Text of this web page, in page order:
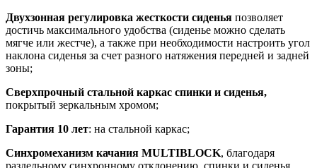
Двухзонная регулировка жесткости сиденья позволяет
достичь максимального удобства (сиденье можно сделать
мягче или жестче), а также при необходимости настроить угол
наклона сиденья за счет разного натяжения передней и задней
зоны;
Сверхпрочный стальной каркас спинки и сиденья,
покрытый зеркальным хромом;
Гарантия 10 лет: на стальной каркас;
Синхромеханизм качания MULTIBLOCK, благодаря